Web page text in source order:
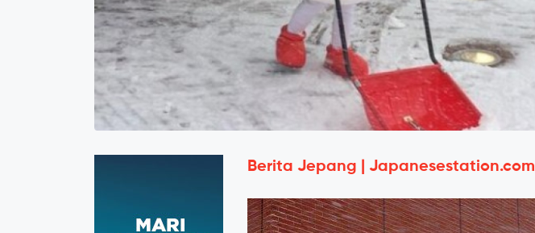
Berita Jepang | Japanesestation.com